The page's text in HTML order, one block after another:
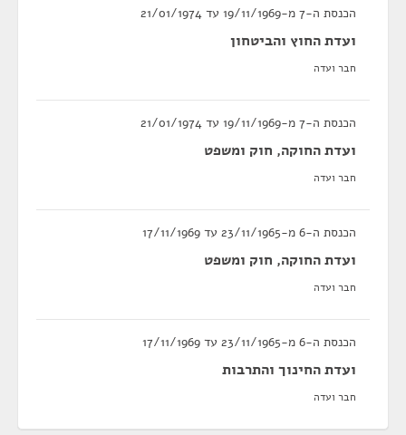
הכנסת ה-7 מ-19/11/1969 עד 21/01/1974
ועדת החוץ והביטחון
חבר ועדה
הכנסת ה-7 מ-19/11/1969 עד 21/01/1974
ועדת החוקה, חוק ומשפט
חבר ועדה
הכנסת ה-6 מ-23/11/1965 עד 17/11/1969
ועדת החוקה, חוק ומשפט
חבר ועדה
הכנסת ה-6 מ-23/11/1965 עד 17/11/1969
ועדת החינוך והתרבות
חבר ועדה